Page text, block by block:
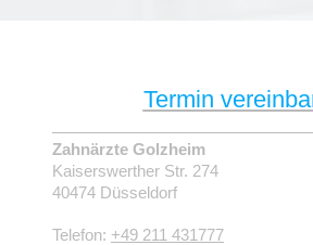
Termin
Zahnärzte Golzheim
Kaiserswerther Str. 274
40474 Düsseldorf
Telefon: +49 211 431777